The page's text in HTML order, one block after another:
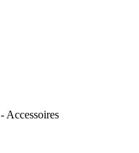
- Accessoires